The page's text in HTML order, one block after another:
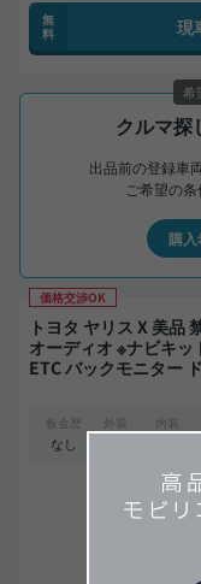
無
料
現
クルマ探
出品前の登録車
ご希望の
購入
価格交渉OK
トヨタ ヤリス X 美品 禁煙車 整備記録簿あり ディスプレイ
オーディオ ※ナビキ
ETC バックモニター
板金歴
なし
外装
S
内装
S
希